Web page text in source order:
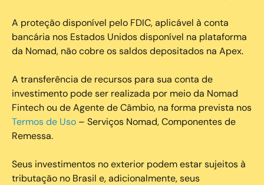
A proteção disponível pelo FDIC, aplicável à conta
bancária nos Estados Unidos disponível na plataforma
da Nomad, não cobre os saldos depositados na Apex.
A transferência de recursos para sua conta de
investimento pode ser realizada por meio da Nomad
Fintech ou de Agente de Câmbio, na forma prevista nos
Termos de Uso – Serviços Nomad, Componentes de
Remessa.
Seus investimentos no exterior podem estar sujeitos à
tributação no Brasil e, adicionalmente, seus